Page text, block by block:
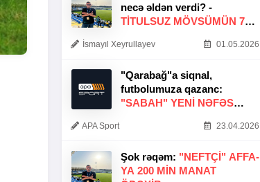
necə əldən verdi? -
TITULSUZ MÖVSÜMÜN 7
İsmayıl Xeyrullayev 01.05.2026
"Qarabağ"a siqnal,
futbolumuza qazanc:
"SABAH" YENI NƏFƏS
APA Sport 23.04.2026
Şok rəqəm: "NEFTÇI" AFFA-
YA 200 MIN MANAT